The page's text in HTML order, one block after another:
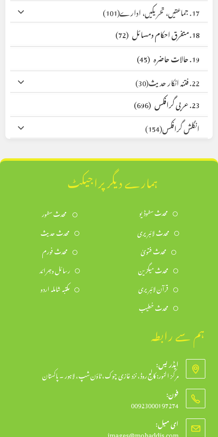
17. جماعتیں، تحریکیں، ادارے
(101)
18. متفرق احکام ومسائل
(72)
19. حالات حاضرہ
(45)
22. فتنہ انکار حدیث
(30)
23. عربی گرافکس
(696)
انگلش گرافکس(154)
ہمارے دیگر پراجیکٹ
محدث سٹوڈیو
محدث سٹور
محدث لائبریری
محدث حدیث
محدث فتویٰ
محدث فورم
محدث میگزین
رسائل وجرائد
قرآن لائبریری
مکتبہ شاملہ اردو
محدث خطیب
ہم سے رابطہ
ایڈریس:
مرکز النور: کالج روڈ، نزد غازی چوک، ٹاؤن شپ، لاہور ۔ پاکستان
فون:
00923000197274
Opens
in
ای میل:
Opens